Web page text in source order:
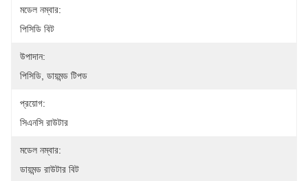
মডেল নম্বার:
পিসিডি বিট
উপাদান:
পিসিডি, ডায়মন্ড টিপড
প্রয়োগ:
সিএনসি রাউটার
মডেল নম্বার:
ডায়মন্ড রাউটার বিট